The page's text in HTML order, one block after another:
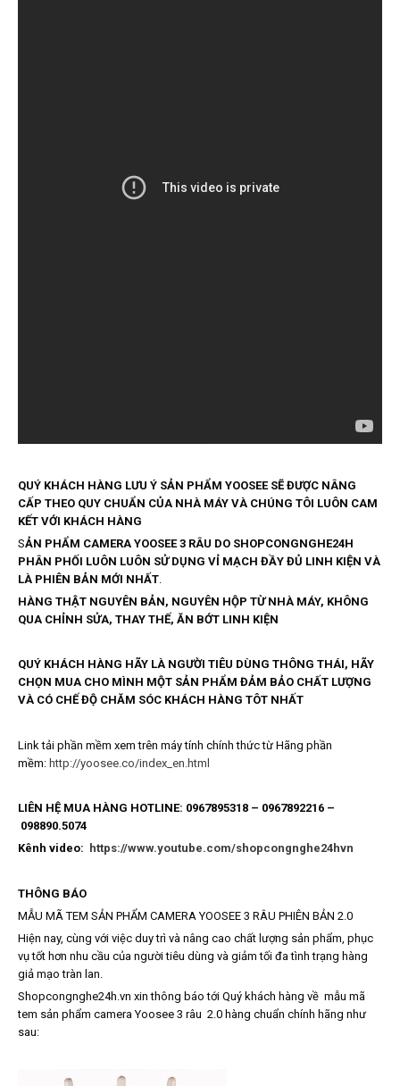
QUÝ KHÁCH HÀNG LƯU Ý SẢN PHẨM YOOSEE SẼ ĐƯỢC NÂNG
CẤP THEO QUY CHUẨN CỦA NHÀ MÁY VÀ CHÚNG TÔI LUÔN CAM
KẾT VỚI KHÁCH HÀNG
SẢN PHẨM CAMERA YOOSEE 3 RÂU DO SHOPCONGNGHE24H
PHÂN PHỐI LUÔN LUÔN SỬ DỤNG VỈ MẠCH ĐẦY ĐỦ LINH KIỆN VÀ
LÀ PHIÊN BẢN MỚI NHẤT
HÀNG THẬT NGUYÊN BẢN, NGUYÊN HỘP TỪ NHÀ MÁY, KHÔNG
QUA CHỈNH SỬA, THAY THẾ, ĂN BỚT LINH KIỆN
QUÝ KHÁCH HÀNG HÃY LÀ NGƯỜI TIÊU DÙNG THÔNG THÁI, HÃY
CHỌN MUA CHO MÌNH MỘT SẢN PHẨM ĐẢM BẢO CHẤT LƯỢNG
VÀ CÓ CHẾ ĐỘ CHĂM SÓC KHÁCH HÀNG TÔT NHẤT
Link tải phần mềm xem trên máy tính chính thức từ Hãng phần
mềm: http://yoosee.co/index_en.html
LIÊN HỆ MUA HÀNG HOTLINE: 0967895318 – 0967892216 –
098890.5074
Kênh video: https://www.youtube.com/shopcongnghe24hvn
THÔNG BÁO
MẪU MÃ TEM SẢN PHẨM CAMERA YOOSEE 3 RÂU PHIÊN BẢN 2.0
Hiện nay, cùng với việc duy trì và nâng cao chất lượng sản phẩm, phục
vụ tốt hơn nhu cầu của người tiêu dùng và giảm tối đa tình trạng hàng
giả mạo tràn lan.
Shopcongnghe24h.vn xin thông báo tới Quý khách hàng về mẫu mã
tem sản phẩm camera Yoosee 3 râu 2.0 hàng chuẩn chính hãng như
sau: